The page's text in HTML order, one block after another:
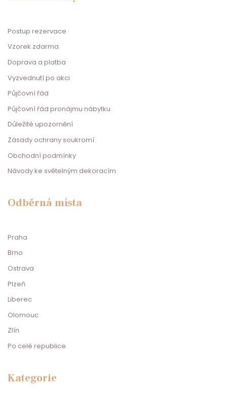
Postup rezervace
Vzorek zdarma
Doprava a platba
Vyzvednutí po akci
Půjčovní řád
Půjčovní řád pronájmu nábytku
Důležité upozornění
Zásady ochrany soukromí
Obchodní podmínky
Návody ke světelným dekoracím
Odběrná místa
Praha
Brno
Ostrava
Plzeň
Liberec
Olomouc
Zlín
Po celé republice
Kategorie